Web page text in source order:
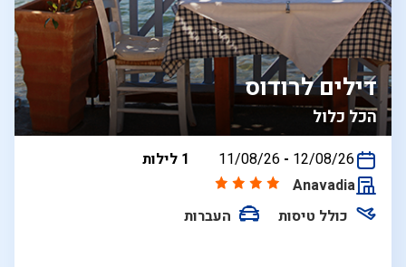
הכל כלול
דילים לרודוס
בין
11/08/26 - 12/08/26
1 לילות
Anavadia
כולל טיסות
העברות